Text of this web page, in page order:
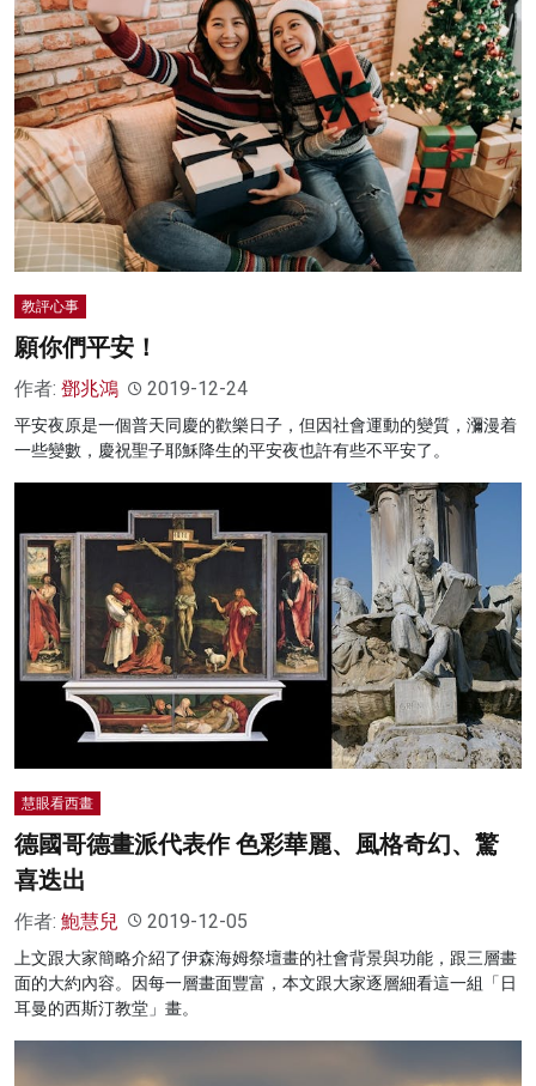
教評心事
願你們平安！
作者: 鄧兆鴻 2019-12-24
平安夜原是一個普天同慶的歡樂日子，但因社會運動的變質，瀰漫着
一些變數，慶祝聖子耶穌降生的平安夜也許有些不平安了。
慧眼看西畫
德國哥德畫派代表作 色彩華麗、風格奇幻、驚
喜迭出
作者: 鮑慧兒 2019-12-05
上文跟大家簡略介紹了伊森海姆祭壇畫的社會背景與功能，跟三層畫
面的大約內容。因每一層畫面豐富，本文跟大家逐層細看這一組「日
耳曼的西斯汀教堂」畫。